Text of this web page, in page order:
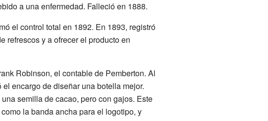
a una enfermedad. Falleció en 1888.
el control total en 1892. En 1893, registró
refrescos y a ofrecer el producto en
Robinson, el contable de Pemberton. Al
encargo de diseñar una botella mejor.
semilla de cacao, pero con gajos. Este
la banda ancha para el logotipo, y